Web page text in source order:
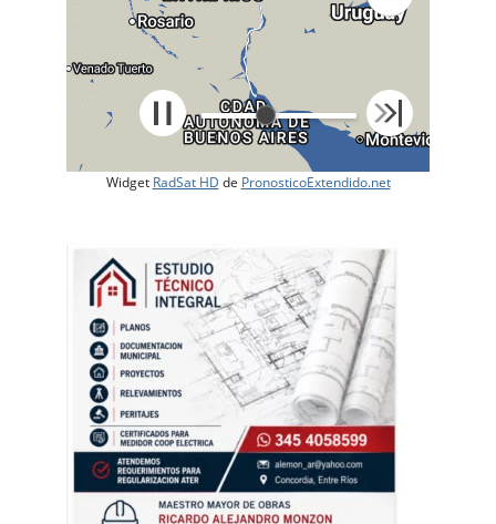
Widget RadSat HD de PronosticoExtendido.net